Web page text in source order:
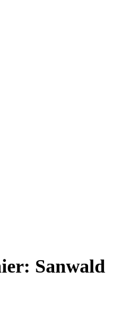
Sanwald